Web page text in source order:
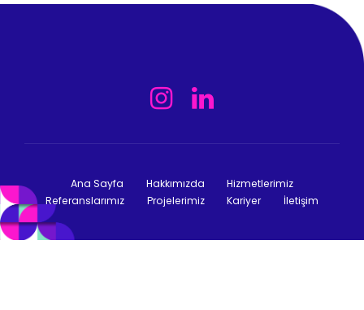
Ana Sayfa Hakkımızda
Hizmetlerimiz
Referanslarımız
Projelerimiz Kariyer İletişim